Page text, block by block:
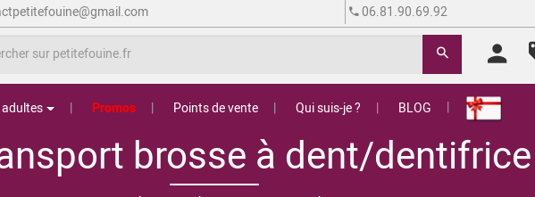
06.81.90.69.92
adultes Promos Points de vente Qui suis-je ? BLOG
brosse à dent/dentifrice